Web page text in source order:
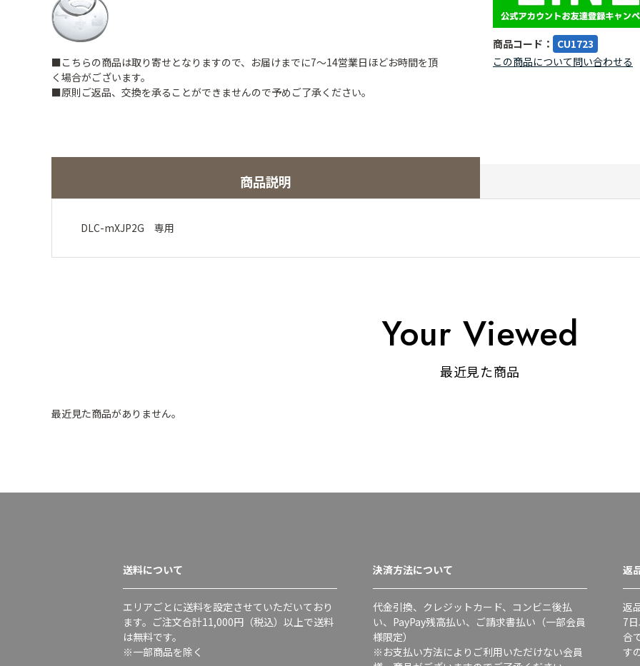
■こちらの商品は取り寄せとなりますので、お届けまでに7～14営業日ほどお時間を頂
く場合がございます。
■原則ご返品、交換を承ることができませんので予めご了承ください。
商品コード： CU1723
この商品について問い合わせる
商品説明
DLC-mXJP2G 専用
Your Viewed
最近見た商品
最近見た商品がありません。
送料について
エリアごとに送料を設定させていただいており
ます。ご注文合計11,000円（税込）以上で送料
は無料です。
※一部商品を除く
決済方法について
代金引換、クレジットカード、コンビニ後払
い、PayPay残高払い、ご請求書払い（一部会員
様限定）
※お支払い方法によりご利用いただけない会員
返
返
7
合
す